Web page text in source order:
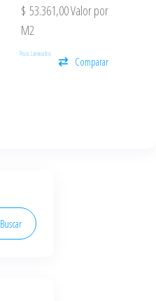
$ 53.361,00Valor por
M2
Pisos Laminados
Comparar
Buscar